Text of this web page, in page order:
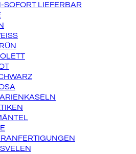
SOFORT LIEFERBAR